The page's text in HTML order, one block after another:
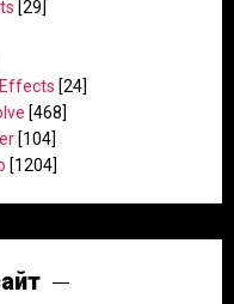
[29]
[24]
[468]
[104]
[1204]